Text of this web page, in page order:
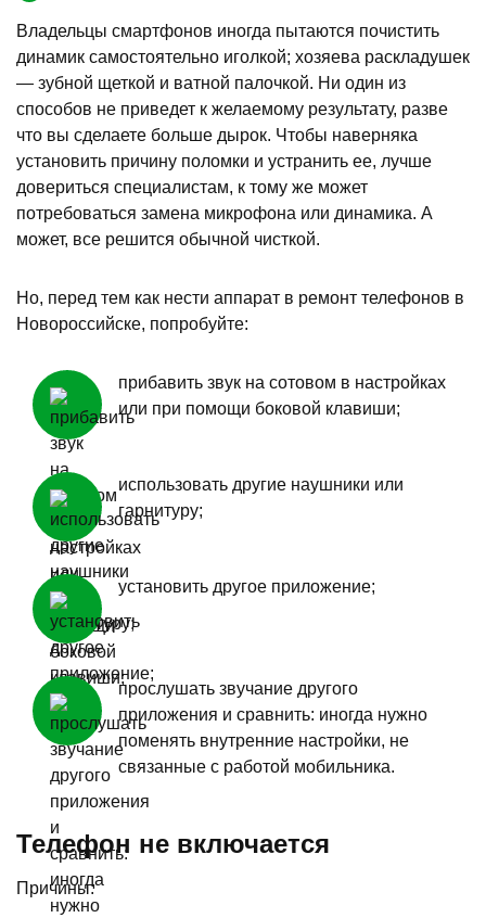
Владельцы смартфонов иногда пытаются почистить
динамик самостоятельно иголкой; хозяева раскладушек
— зубной щеткой и ватной палочкой. Ни один из
способов не приведет к желаемому результату, разве
что вы сделаете больше дырок. Чтобы наверняка
установить причину поломки и устранить ее, лучше
довериться специалистам, к тому же может
потребоваться замена микрофона или динамика. А
может, все решится обычной чисткой.
Но, перед тем как нести аппарат в ремонт телефонов в
Новороссийске, попробуйте:
прибавить звук на сотовом в настройках
или при помощи боковой клавиши;
использовать другие наушники или
гарнитуру;
установить другое приложение;
прослушать звучание другого
приложения и сравнить: иногда нужно
поменять внутренние настройки, не
связанные с работой мобильника.
Телефон не включается
Причины: